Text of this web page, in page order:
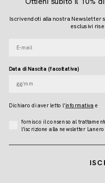
Seguici
Lingua
Iscrivendoti alla nostra Newsletter
esclusivi
Data di Nascita (facoltativa)
Dichiaro di aver letto l’informativa e
Accettazione Privacy
fornisco il consenso al
l’iscrizione alla newsletter